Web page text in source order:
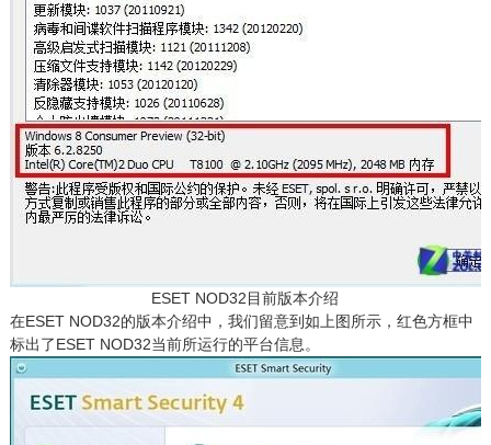
ESET NOD32目前版本介绍
在ESET NOD32的版本介绍中，我们留意到如上图所示，红色方框中
标出了ESET NOD32当前所运行的平台信息。